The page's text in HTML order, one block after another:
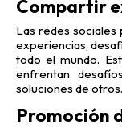
Compartir
Las redes
experiencias,
todo el mundo.
enfrentan
soluciones de otros.
Promoción